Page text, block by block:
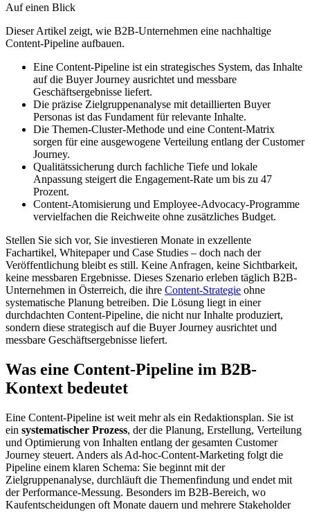
Auf einen Blick
Dieser Artikel zeigt, wie B2B-Unternehmen eine nachhaltige
Content-Pipeline aufbauen.
Eine Content-Pipeline ist ein strategisches System, das Inhalte
auf die Buyer Journey ausrichtet und messbare
Geschäftsergebnisse liefert.
Die präzise Zielgruppenanalyse mit detaillierten Buyer
Personas ist das Fundament für relevante Inhalte.
Die Themen-Cluster-Methode und eine Content-Matrix
sorgen für eine ausgewogene Verteilung entlang der Customer
Journey.
Qualitätssicherung durch fachliche Tiefe und lokale
Anpassung steigert die Engagement-Rate um bis zu 47
Prozent.
Content-Atomisierung und Employee-Advocacy-Programme
vervielfachen die Reichweite ohne zusätzliches Budget.
Stellen Sie sich vor, Sie investieren Monate in exzellente
Fachartikel, Whitepaper und Case Studies – doch nach der
Veröffentlichung bleibt es still. Keine Anfragen, keine Sichtbarkeit,
keine messbaren Ergebnisse. Dieses Szenario erleben täglich B2B-
Unternehmen in Österreich, die ihre Content-Strategie ohne
systematische Planung betreiben. Die Lösung liegt in einer
durchdachten Content-Pipeline, die nicht nur Inhalte produziert,
sondern diese strategisch auf die Buyer Journey ausrichtet und
messbare Geschäftsergebnisse liefert.
Was eine Content-Pipeline im B2B-
Kontext bedeutet
Eine Content-Pipeline ist weit mehr als ein Redaktionsplan. Sie ist
ein systematischer Prozess, der die Planung, Erstellung, Verteilung
und Optimierung von Inhalten entlang der gesamten Customer
Journey steuert. Anders als Ad-hoc-Content-Marketing folgt die
Pipeline einem klaren Schema: Sie beginnt mit der
Zielgruppenanalyse, durchläuft die Themenfindung und endet mit
der Performance-Messung. Besonders im B2B-Bereich, wo
Kaufentscheidungen oft Monate dauern und mehrere Stakeholder